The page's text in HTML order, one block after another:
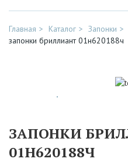
Главная Каталог Запонки
запонки бриллиант 01н620188ч
ЗАПОНКИ
01Н620188Ч